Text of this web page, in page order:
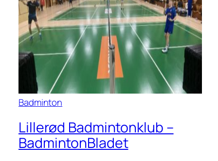
Badminton
Lillerød Badmintonklub –
BadmintonBladet